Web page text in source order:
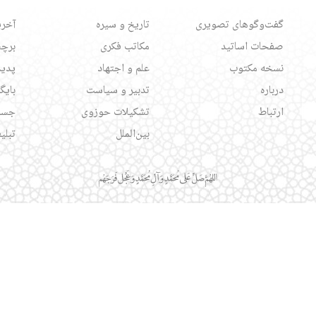
گفت‌وگوهای تصویری
صفحات اساتید
نسخه مکتوب
درباره
ارتباط
تاریخ و سیره
مکاتب فکری
علم و اجتهاد
تدبیر و سیاست
تشکیلات حوزوی
بین‌الملل